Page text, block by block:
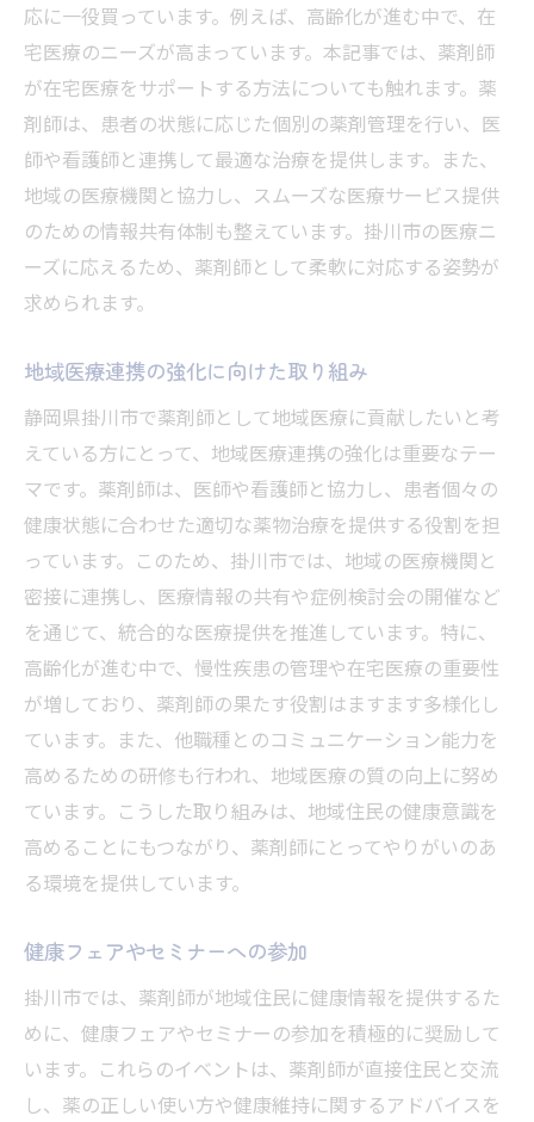
応に一役買っています。例えば、高齢化が進む中で、在
宅医療のニーズが高まっています。本記事では、薬剤師
が在宅医療をサポートする方法についても触れます。薬
剤師は、患者の状態に応じた個別の薬剤管理を行い、医
師や看護師と連携して最適な治療を提供します。また、
地域の医療機関と協力し、スムーズな医療サービス提供
のための情報共有体制も整えています。掛川市の医療ニ
ーズに応えるため、薬剤師として柔軟に対応する姿勢が
求められます。
地域医療連携の強化に向けた取り組み
静岡県掛川市で薬剤師として地域医療に貢献したいと考
えている方にとって、地域医療連携の強化は重要なテー
マです。薬剤師は、医師や看護師と協力し、患者個々の
健康状態に合わせた適切な薬物治療を提供する役割を担
っています。このため、掛川市では、地域の医療機関と
密接に連携し、医療情報の共有や症例検討会の開催など
を通じて、統合的な医療提供を推進しています。特に、
高齢化が進む中で、慢性疾患の管理や在宅医療の重要性
が増しており、薬剤師の果たす役割はますます多様化し
ています。また、他職種とのコミュニケーション能力を
高めるための研修も行われ、地域医療の質の向上に努め
ています。こうした取り組みは、地域住民の健康意識を
高めることにもつながり、薬剤師にとってやりがいのあ
る環境を提供しています。
健康フェアやセミナーへの参加
掛川市では、薬剤師が地域住民に健康情報を提供するた
めに、健康フェアやセミナーの参加を積極的に奨励して
います。これらのイベントは、薬剤師が直接住民と交流
し、薬の正しい使い方や健康維持に関するアドバイスを